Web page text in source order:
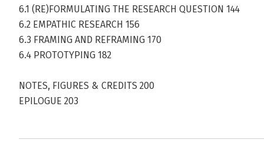
6.1 (RE)FORMULATING THE RESEARCH QUESTION 144
6.2 EMPATHIC RESEARCH 156
6.3 FRAMING AND REFRAMING 170
6.4 PROTOTYPING 182
NOTES, FIGURES & CREDITS 200
EPILOGUE 203